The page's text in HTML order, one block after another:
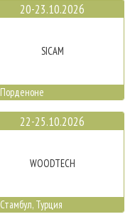
20-23.10.2026
SICAM
Порденоне
22-25.10.2026
WOODTECH
Стамбул, Турция